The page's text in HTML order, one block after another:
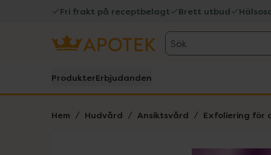
Fri frakt på receptbelagt Brett utbud
Sök
ProdukterErbjudanden
Hem Hudvård Ansiktsvård Exfoliering för